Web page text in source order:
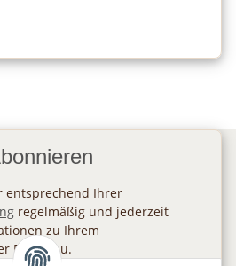
entsprechend Ihrer
regelmäßig und jederzeit
zu Ihrem
E-Mail zu.